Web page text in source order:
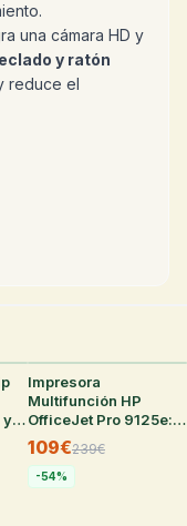
una cámara HD y
y ratón
reduce el
°
y
Impresora
Multifunción HP
OfficeJet Pro 9125e:
WiFi, Fax, Dúplex
109€239€
-54%